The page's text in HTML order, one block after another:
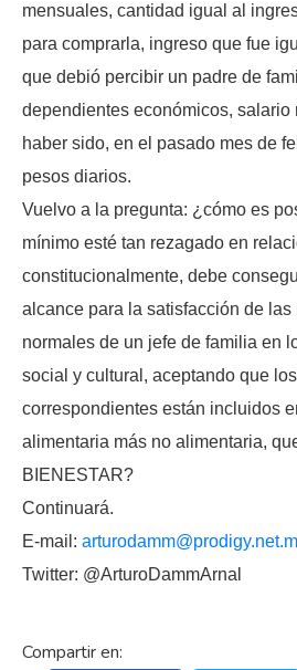
mensuales, cantidad igual al
para comprarla, ingreso que fue
que debió percibir un padre de
dependientes económicos, salario
haber sido, en el pasado mes de
pesos diarios.
Vuelvo a la pregunta: ¿cómo es
mínimo esté tan rezagado en
constitucionalmente, debe
alcance para la satisfacción de
normales de un jefe de familia en
social y cultural, aceptando que
correspondientes están incluidos
alimentaria más no alimentaria,
BIENESTAR?
Continuará.
E-mail:
Twitter: @ArturoDammArnal